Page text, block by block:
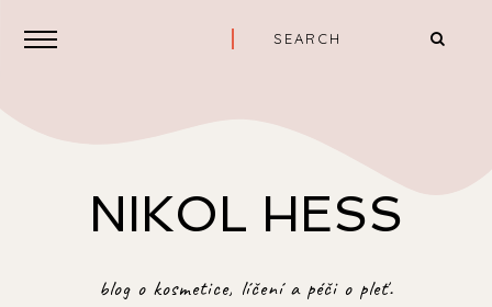
NIKOL HESS
blog o kosmetice, líčení a péči o pleť.